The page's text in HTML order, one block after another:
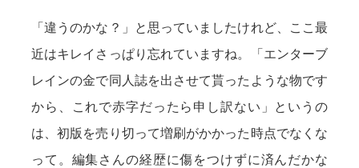
「違うのかな？」と思っていましたけれど、ここ最
近はキレイさっぱり忘れていますね。「エンターブ
レインの金で同人誌を出させて貰ったような物です
から、これで赤字だったら申し訳ない」というの
は、初版を売り切って増刷がかかった時点でなくな
って。編集さんの経歴に傷をつけずに済んだかな